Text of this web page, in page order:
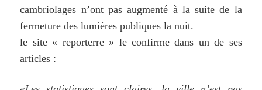
cambriolages n’ont pas augmenté à la suite de la
fermeture des lumières publiques la nuit.
le site « reporterre » le confirme dans un de ses
articles :